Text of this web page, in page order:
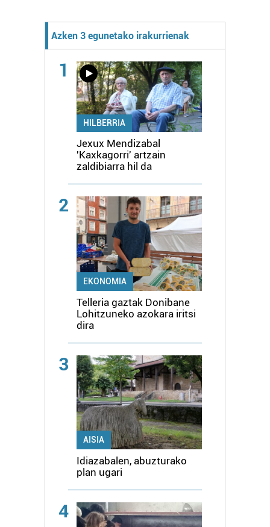
Azken 3 egunetako irakurrienak
1
HILBERRIA
Jexux Mendizabal
'Kaxkagorri' artzain
zaldibiarra hil da
2
EKONOMIA
Telleria gaztak Donibane
Lohitzuneko azokara iritsi
dira
3
AISIA
Idiazabalen, abuzturako
plan ugari
4